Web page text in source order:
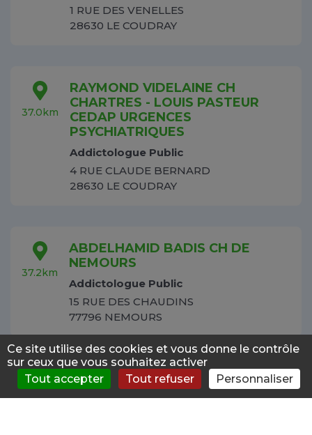
Menu S'évaluer Consulter Forum News
1 RUE DES VENELLES
28630 LE COUDRAY
37.0km
RAYMOND VIDELAINE CH
CHARTRES - LOUIS PASTEUR
CEDAP URGENCES
PSYCHIATRIQUES
Addictologue Public
4 RUE CLAUDE BERNARD
28630 LE COUDRAY
37.2km
ABDELHAMID BADIS CH DE
NEMOURS
Addictologue Public
15 RUE DES CHAUDINS
77796 NEMOURS
FERHAT MOSBAHI CH DE
NEMOURS
Ce site utilise des cookies et vous donne le contrôle
sur ceux que vous souhaitez activer
Tout accepter
Tout refuser Personnaliser